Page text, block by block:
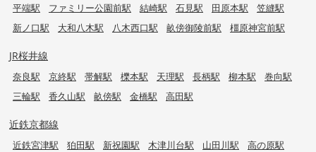
平端駅
ファミリー公園前駅 結崎駅 石見駅 田原本駅
笠縫駅
新ノ口駅
大和八木駅 八木西口駅 畝傍御陵前駅 橿原神宮前駅
JR桜井線
奈良駅 京終駅 帯解駅 櫟本駅 天理駅 長柄駅 柳本駅
巻向駅
三輪駅
香久山駅 畝傍駅 金橋駅 高田駅
近鉄京都線
近鉄宮津駅 狛田駅 新祝園駅 木津川台駅 山田川駅
高の原駅